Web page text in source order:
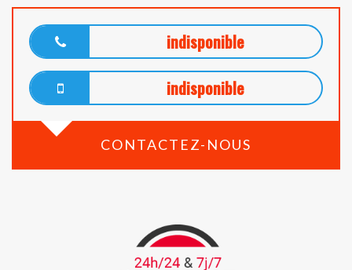
indisponible
indisponible
CONTACTEZ-NOUS